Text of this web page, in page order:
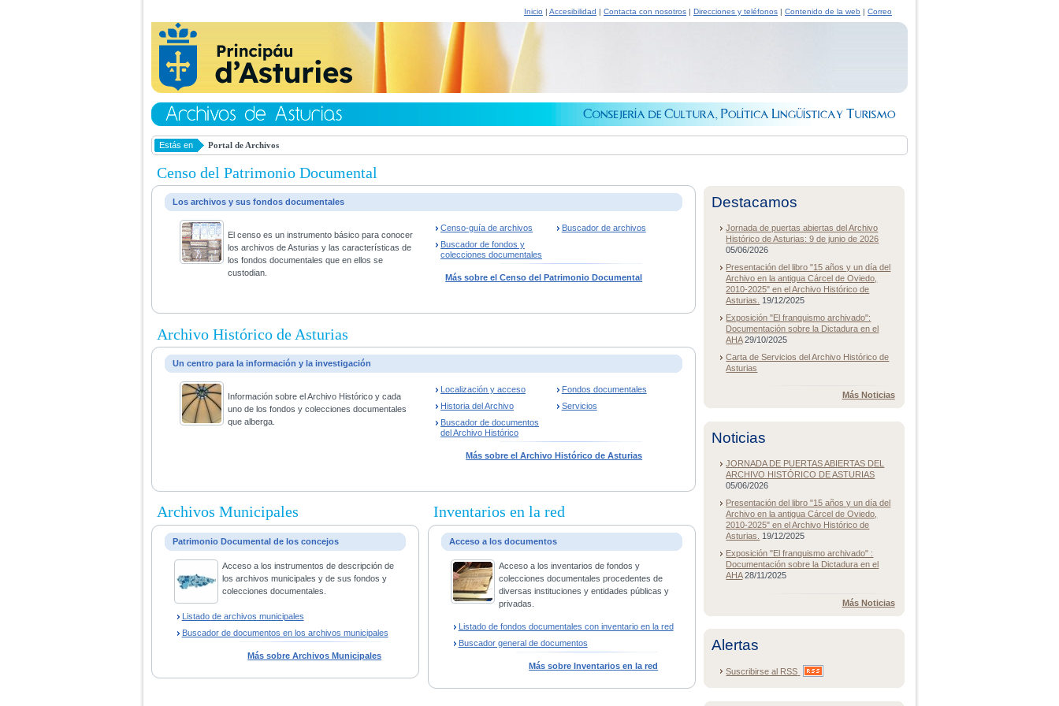
Inicio | Accesibilidad | Contacta con nosotros | Direcciones y teléfonos | Contenido de la web | Correo
Estás en Portal de Archivos
Censo del Patrimonio Documental
Los archivos y sus fondos documentales
El censo es un instrumento básico para conocer
los archivos de Asturias y las características de
los fondos documentales que en ellos se
custodian.
Censo-guía de archivos
Buscador de archivos
Buscador de fondos y
colecciones documentales
Más sobre el Censo del Patrimonio Documental
Archivo Histórico de Asturias
Un centro para la información y la investigación
Información sobre el Archivo Histórico y cada
uno de los fondos y colecciones documentales
que alberga.
Localización y acceso
Fondos documentales
Historia del Archivo
Servicios
Buscador de documentos
del Archivo Histórico
Más sobre el Archivo Histórico de Asturias
Archivos Municipales
Patrimonio Documental de los concejos
Acceso a los instrumentos de descripción de
los archivos municipales y de sus fondos y
colecciones documentales.
Listado de archivos municipales
Buscador de documentos en los archivos municipales
Más sobre Archivos Municipales
Inventarios en la red
Acceso a los documentos
Acceso a los inventarios de fondos y
colecciones documentales procedentes de
diversas instituciones y entidades públicas y
privadas.
Listado de fondos documentales con inventario en la red
Buscador general de documentos
Más sobre Inventarios en la red
Destacamos
Jornada de puertas abiertas del Archivo
Histórico de Asturias: 9 de junio de 2026
05/06/2026
Presentación del libro "15 años y un día del
Archivo en la antigua Cárcel de Oviedo,
2010-2025" en el Archivo Histórico de
Asturias.
19/12/2025
Exposición "El franquismo archivado":
Documentación sobre la Dictadura en el
AHA29/10/2025
Carta de Servicios del Archivo Histórico de
Asturias
Más Noticias
Noticias
JORNADA DE PUERTAS ABIERTAS DEL
ARCHIVO HISTÓRICO DE ASTURIAS
05/06/2026
Presentación del libro "15 años y un día del
Archivo en la antigua Cárcel de Oviedo,
2010-2025" en el Archivo Histórico de
Asturias.
19/12/2025
Exposición "El franquismo archivado" :
Documentación sobre la Dictadura en el
AHA28/11/2025
Más Noticias
Alertas
Suscribirse al RSS